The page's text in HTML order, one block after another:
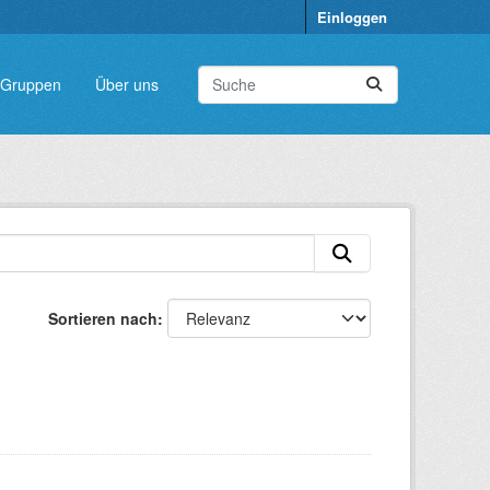
Einloggen
Gruppen Über uns
Sortieren nach